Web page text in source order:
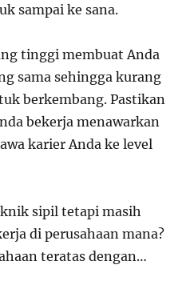
sampai ke sana.
tinggi membuat Anda
sama sehingga kurang
berkembang. Pastikan
bekerja menawarkan
karier Anda ke level
sipil tetapi masih
di perusahaan mana?
teratas dengan…